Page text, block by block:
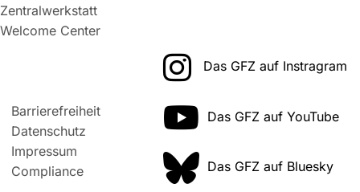
Zentralwerkstatt
Welcome Center
Barrierefreiheit
Datenschutz
Impressum
Compliance
Das GFZ auf Instragram
Das GFZ auf YouTube
Das GFZ auf Bluesky